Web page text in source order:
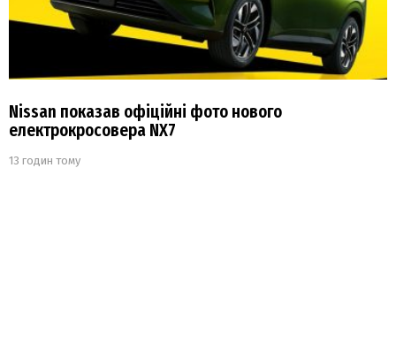
Nissan показав офіційні фото нового
електрокросовера NX7
13 годин тому